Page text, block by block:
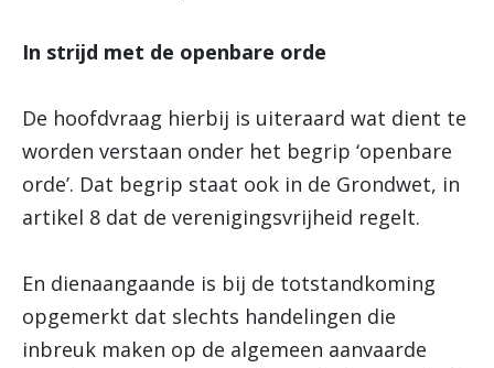
In strijd met de openbare orde
De hoofdvraag hierbij is uiteraard wat dient te
worden verstaan onder het begrip ‘openbare
orde’. Dat begrip staat ook in de Grondwet, in
artikel 8 dat de verenigingsvrijheid regelt.
En dienaangaande is bij de totstandkoming
opgemerkt dat slechts handelingen die
inbreuk maken op de algemeen aanvaarde